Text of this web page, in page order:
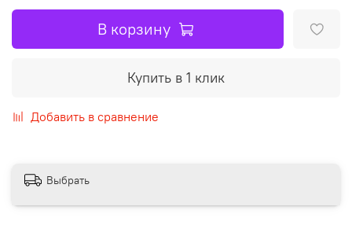
В корзину
Купить в 1 клик
Добавить в сравнение
Выбрать